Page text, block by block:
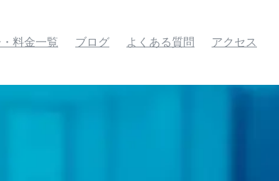
料金一覧 ブログ よくある質問 アクセス